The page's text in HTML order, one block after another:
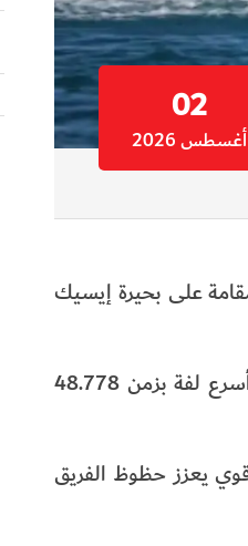
02
أغسطس 2026
منافسات أفضل زمن في الجولة الثانية من بطولة العالم لزوارق الفورمولا1، المقامة على بحيرة إيسيك
وحقق زورق أبوظبي 5 بقيادة جوناس أندرسون المركز الأول في سباق أفضل زمن (Qualifying)، مسجلاً أسرع لفة بزمن 48.778
الرابع، مسجلاً أفضل لفة بزمن 49.785 ثانية، في أداء قوي يعزز حظوظ الفريق